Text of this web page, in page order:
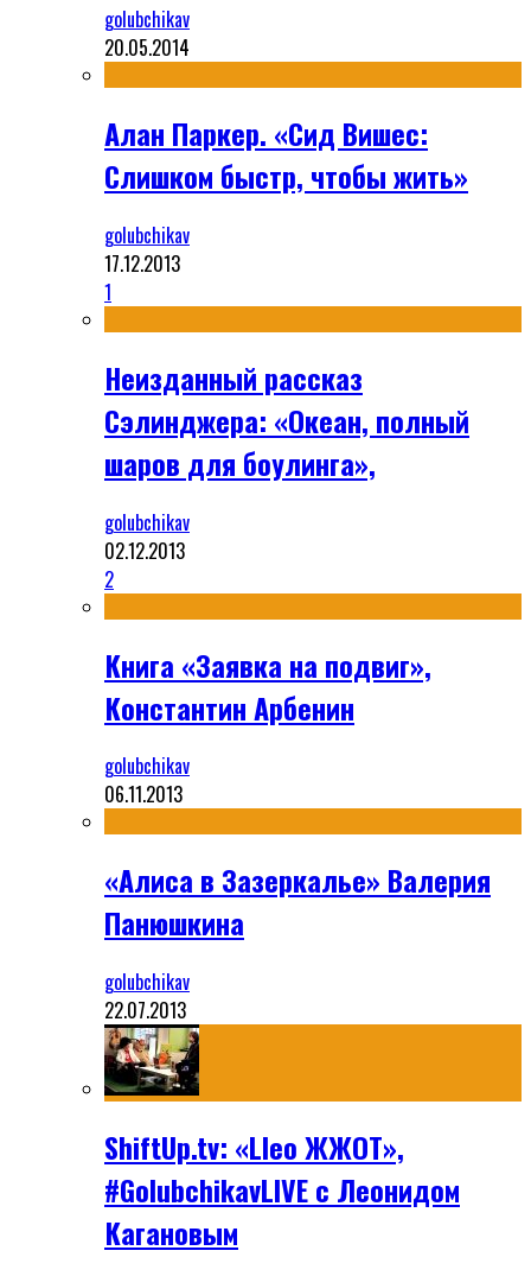
golubchikav
20.05.2014
Алан Паркер. «Сид Вишес:
Слишком быстр, чтобы жить»
golubchikav
17.12.2013
1
Неизданный рассказ
Сэлинджера: «Океан, полный
шаров для боулинга»,
golubchikav
02.12.2013
2
Книга «Заявка на подвиг»,
Константин Арбенин
golubchikav
06.11.2013
«Алиса в Зазеркалье» Валерия
Панюшкина
golubchikav
22.07.2013
ShiftUp.tv: «Lleo ЖЖОТ»,
#GolubchikavLIVE с Леонидом
Кагановым